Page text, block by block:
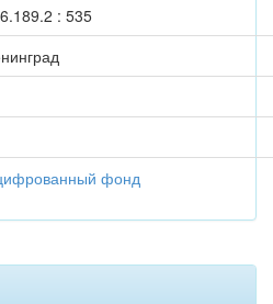
: 535
фонд